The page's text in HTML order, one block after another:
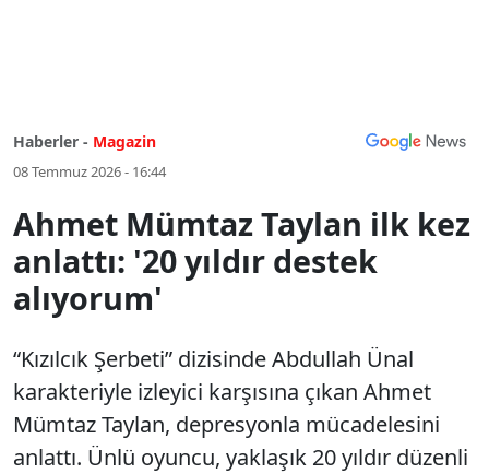
Haberler - Magazin
08 Temmuz 2026 - 16:44
Ahmet Mümtaz Taylan ilk kez
anlattı: '20 yıldır destek
alıyorum'
“Kızılcık Şerbeti” dizisinde Abdullah Ünal
karakteriyle izleyici karşısına çıkan Ahmet
Mümtaz Taylan, depresyonla mücadelesini
anlattı. Ünlü oyuncu, yaklaşık 20 yıldır düzenli